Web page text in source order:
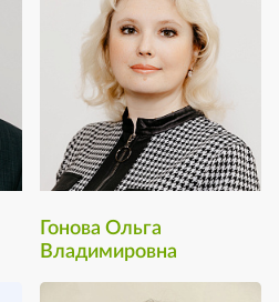
Гонова Ольга
Владимировна